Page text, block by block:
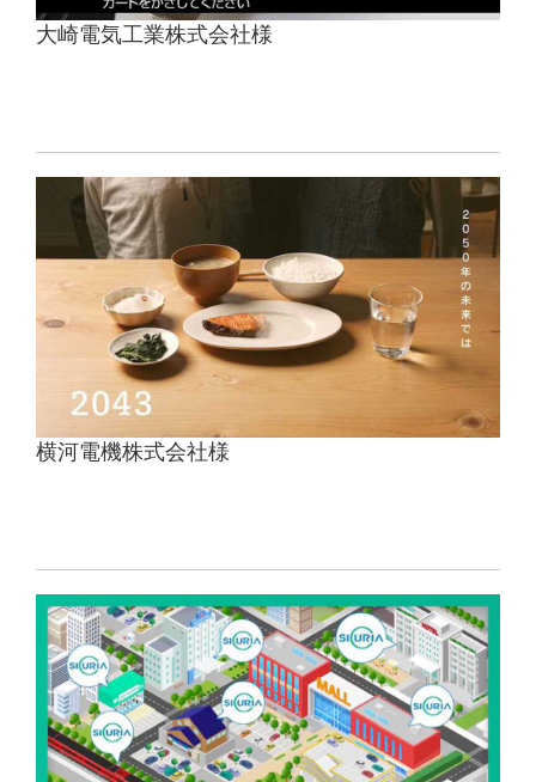
大崎電気工業株式会社様
横河電機株式会社様